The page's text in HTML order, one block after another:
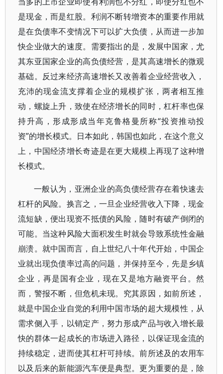
是现金，而是红股。利润不断转增资本的重要作用就
是在负债率不变情况下可以扩大负债，从而进一步加
快企业做大的速度。需要指出的是，发展中国家，尤
其东亚国家企业的高负债经营，是其高速增长的微观
基础。反过来经济高速增长又改善着企业经营收入，
充沛的现金流支撑着企业的规模扩张，两者相互推
动，螺旋上升，致使在经济增长的同时，杠杆率也保
持升高，形成形成当年克鲁格曼所称“投资推动投
资”的增长模式。日本如此，韩国也如此，在这个意义
上，中国经济增长奇迹是在更大规模上再现了这种增
长模式。
一般认为，亚洲企业的高负债经营存在着快速去
杠杆的风险。换言之，一旦企业经营收入下降，现金
流短缺，便出现资不抵债的风险，随时有破产倒闭的
可能。当这种风险大面积发生时就会导致系统性金融
崩溃。就中国而言，自上世纪八十年代开始，中国企
业就出现负债率过高的问题，并保持至今，先是乡镇
企业，再是国有企业，现在又是地方融资平台。然
而，警报不断，但危机未现。究其原因，如前所述，
就是中国企业自觉的利用中国市场的超大规模性，从
需求侧入手，以销定产，努力形成产品与收入增长最
快的群体一起成长的市场进入路径，以保证现金流的
持续稳定，进而使其杠杆可持续。前所述及的农用车
以及后来的新能源汽车便是典型。更为重要的是，除